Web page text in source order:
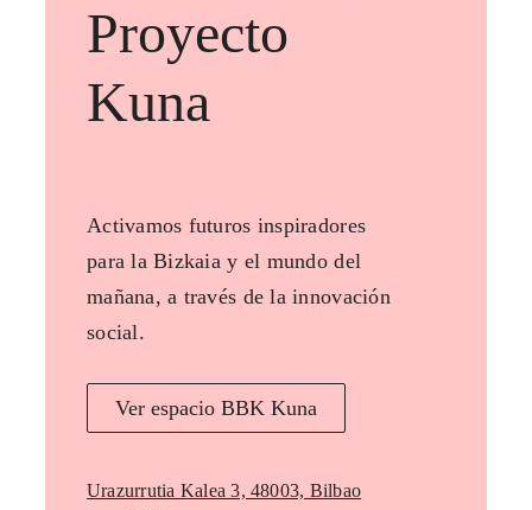
Proyecto
Kuna
Activamos futuros inspiradores
para la Bizkaia y el mundo del
mañana, a través de la innovación
social.
Ver espacio BBK Kuna
Urazurrutia Kalea 3, 48003, Bilbao